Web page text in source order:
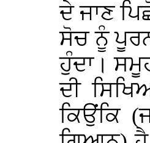
ਦੇ ਜਾਣ
ਸੋਚ ਨੂੰ
ਹੁੰਦਾ।
ਦੀ
ਕਿਉਂਕਿ